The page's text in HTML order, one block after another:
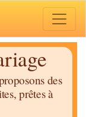
des
prêtes à